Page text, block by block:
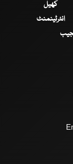
کھیل
انٹرٹینمنٹ